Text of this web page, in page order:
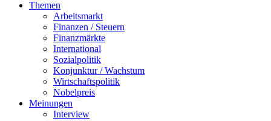
Themen
Arbeitsmarkt
Finanzen / Steuern
Finanzmärkte
International
Sozialpolitik
Konjunktur / Wachstum
Wirtschaftspolitik
Nobelpreis
Meinungen
Interview